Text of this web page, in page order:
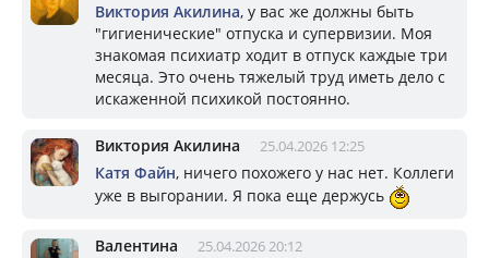
Виктория Акилина, у вас же должны быть
"гигиенические" отпуска и супервизии. Моя
знакомая психиатр ходит в отпуск каждые три
месяца. Это очень тяжелый труд иметь дело с
искаженной психикой постоянно.
Виктория Акилина 25.04.2026 12:25
Катя Файн, ничего похожего у нас нет. Коллеги
уже в выгорании. Я пока еще держусь
Валентина 25.04.2026 20:12